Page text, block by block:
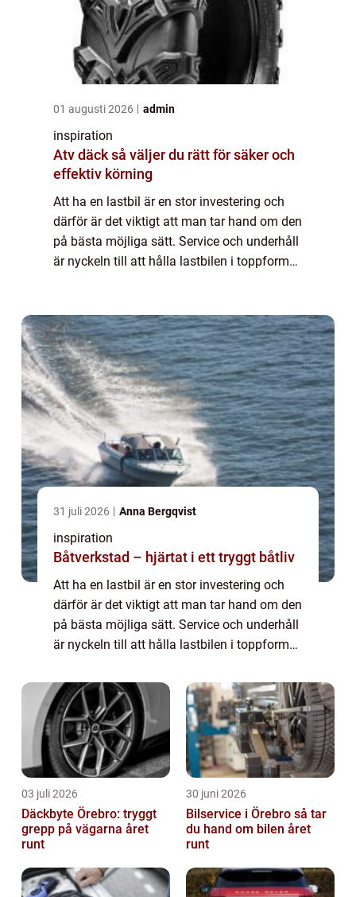
01 augusti 2026 admin
inspiration
Atv däck så väljer du rätt för säker och
effektiv körning
Att ha en lastbil är en stor investering och
därför är det viktigt att man tar hand om den
på bästa möjliga sätt. Service och underhåll
är nyckeln till att hålla lastbilen i toppform
31 juli 2026 Anna Bergqvist
inspiration
Båtverkstad – hjärtat i ett tryggt båtliv
Att ha en lastbil är en stor investering och
därför är det viktigt att man tar hand om den
på bästa möjliga sätt. Service och underhåll
är nyckeln till att hålla lastbilen i toppform
03 juli 2026
Däckbyte Örebro: tryggt
grepp på vägarna året
runt
30 juni 2026
Bilservice i Örebro så tar
du hand om bilen året
runt